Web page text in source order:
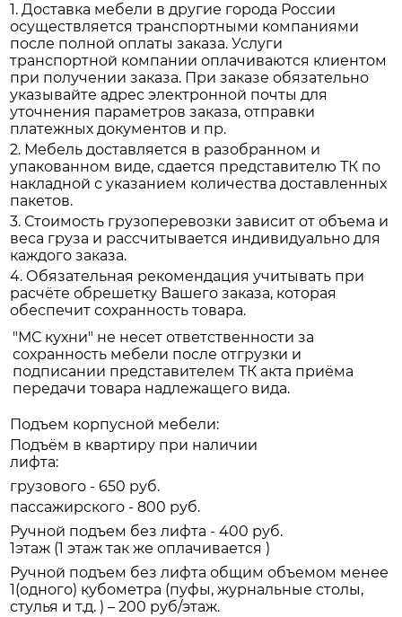
1. Доставка мебели в другие города России
осуществляется транспортными компаниями
после полной оплаты заказа. Услуги
транспортной компании оплачиваются клиентом
при получении заказа. При заказе обязательно
указывайте адрес электронной почты для
уточнения параметров заказа, отправки
платежных документов и пр.
2. Мебель доставляется в разобранном и
упакованном виде, сдается представителю ТК по
накладной с указанием количества доставленных
пакетов.
3. Стоимость грузоперевозки зависит от объема и
веса груза и рассчитывается индивидуально для
каждого заказа.
4. Обязательная рекомендация учитывать при
расчёте обрешетку Вашего заказа, которая
обеспечит сохранность товара.
"МС кухни" не несет ответственности за
сохранность мебели после отгрузки и
подписании представителем ТК акта приёма
передачи товара надлежащего вида.
Подъем корпусной мебели:
Подъём в квартиру при наличии
лифта:
грузового - 650 руб.
пассажирского - 800 руб.
Ручной подъем без лифта - 400 руб.
1этаж (1 этаж так же оплачивается )
Ручной подъем без лифта общим объемом менее
1(одного) кубометра (пуфы, журнальные столы,
стулья и т.д. ) – 200 руб/этаж.